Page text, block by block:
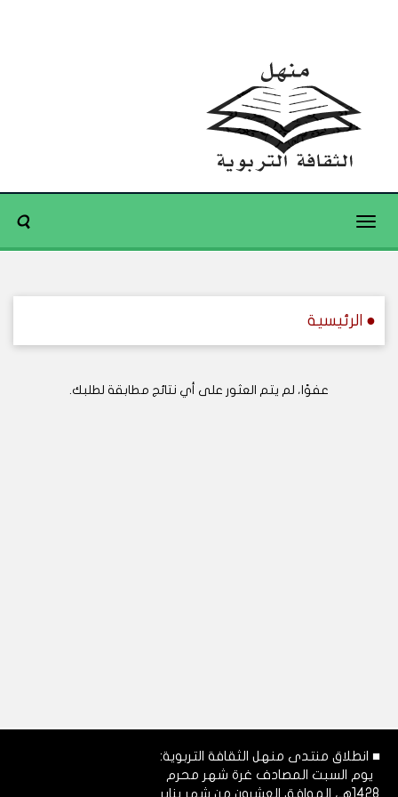
Toggle
● الرئيسية
عفوًا، لم يتم العثور على أي نتائج مطابقة لطلبك.
■ انطلاق منتدى منهل الثقافة التربوية:
يوم السبت المصادف غرة شهر محرم
1428هـ، الموافق العشرون من شهر يناير